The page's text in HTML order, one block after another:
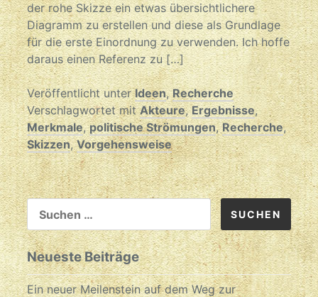
der rohe Skizze ein etwas übersichtlichere
Diagramm zu erstellen und diese als Grundlage
für die erste Einordnung zu verwenden. Ich hoffe
daraus einen Referenz zu […]
Veröffentlicht unterIdeen,Recherche
Verschlagwortet mitAkteure,Ergebnisse,
Merkmale,politische Strömungen,Recherche,
Skizzen,Vorgehensweise
SUCHEN
NACH:
Neueste Beiträge
Ein neuer Meilenstein auf dem Weg zur